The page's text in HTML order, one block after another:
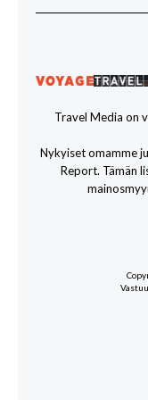
Travel Media on
Nykyiset omamme
Report. Tämän